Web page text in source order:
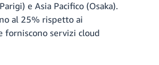
e Asia Pacifico (Osaka).
al 25% rispetto ai
forniscono servizi cloud